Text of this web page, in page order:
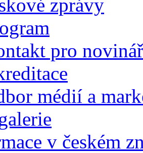
zprávy
pro
médií a
v českém